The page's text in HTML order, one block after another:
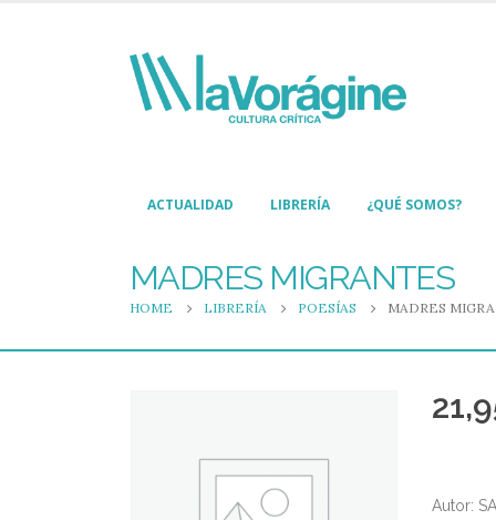
ACTUALIDAD LIBRERÍA ¿QUÉ SOMOS?
MADRES MIGRANTES
HOME LIBRERÍA POESÍAS MADRES
Autor: